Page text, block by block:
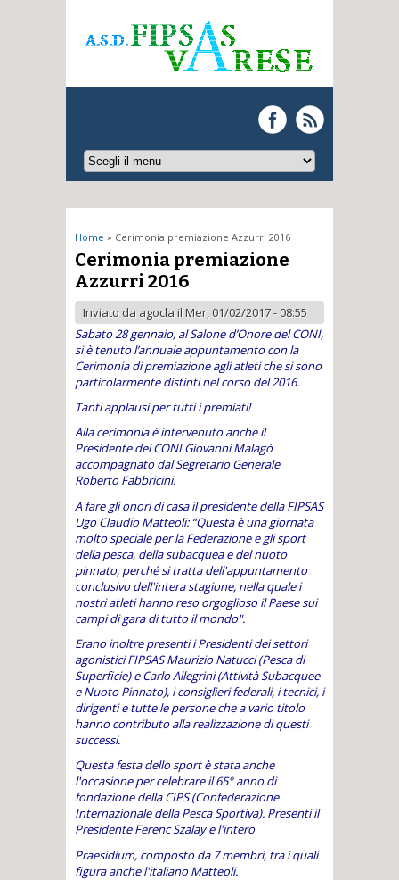
Tu sei qui
Home » Cerimonia premiazione Azzurri 2016
Cerimonia premiazione
Azzurri 2016
Inviato da agoclail Mer, 01/02/2017 - 08:55
Sabato 28 gennaio, al Salone d’Onore del CONI,
si è tenuto l’annuale appuntamento con la
Cerimonia di premiazione agli atleti che si sono
particolarmente distinti nel corso del 2016.
Tanti applausi per tutti i premiati!
Alla cerimonia è intervenuto anche il
Presidente del CONI Giovanni Malagò
accompagnato dal Segretario Generale
Roberto Fabbricini.
A fare gli onori di casa il presidente della FIPSAS
Ugo Claudio Matteoli: “Questa è una giornata
molto speciale per la Federazione e gli sport
della pesca, della subacquea e del nuoto
pinnato, perché si tratta dell'appuntamento
conclusivo dell'intera stagione, nella quale i
nostri atleti hanno reso orgoglioso il Paese sui
campi di gara di tutto il mondo".
Erano inoltre presenti i Presidenti dei settori
agonistici FIPSAS Maurizio Natucci (Pesca di
Superficie) e Carlo Allegrini (Attività Subacquee
e Nuoto Pinnato), i consiglieri federali, i tecnici, i
dirigenti e tutte le persone che a vario titolo
hanno contributo alla realizzazione di questi
successi.
Questa festa dello sport è stata anche
l'occasione per celebrare il 65° anno di
fondazione della CIPS (Confederazione
Internazionale della Pesca Sportiva). Presenti il
Presidente Ferenc Szalay e l'intero
Praesidium, composto da 7 membri, tra i quali
figura anche l'italiano Matteoli.